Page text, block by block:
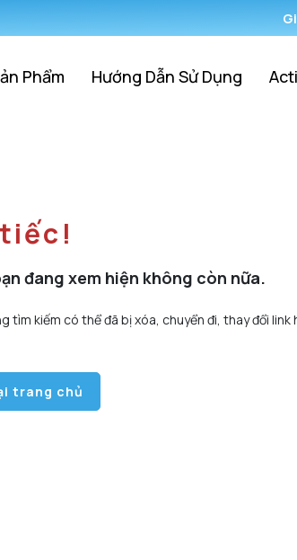
Phẩm Hướng Dẫn Sử Dụng
đang xem hiện không còn nữa.
tìm kiếm có thể đã bị xóa, chuyển đi, thay đổi
trang chủ